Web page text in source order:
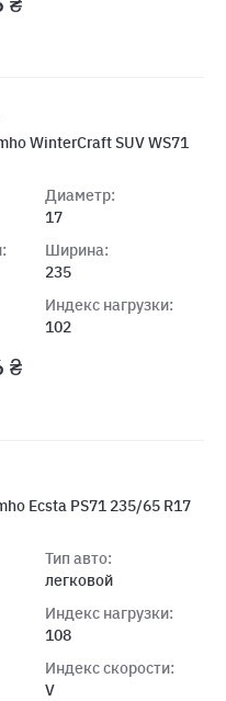
WinterCraft SUV WS71
Диаметр:
17
Ширина:
235
Индекс нагрузки:
102
₴
Ecsta PS71 235/65 R17
Тип авто:
легковой
Индекс нагрузки:
108
Индекс скорости:
V